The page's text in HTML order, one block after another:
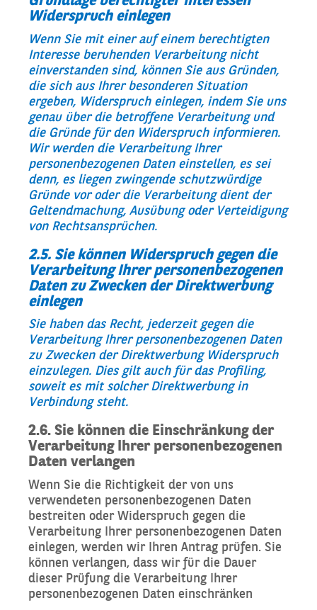
Widerspruch einlegen
Wenn Sie mit einer auf einem berechtigten
Interesse beruhenden Verarbeitung nicht
einverstanden sind, können Sie aus Gründen,
die sich aus Ihrer besonderen Situation
ergeben, Widerspruch einlegen, indem Sie uns
genau über die betroffene Verarbeitung und
die Gründe für den Widerspruch informieren.
Wir werden die Verarbeitung Ihrer
personenbezogenen Daten einstellen, es sei
denn, es liegen zwingende schutzwürdige
Gründe vor oder die Verarbeitung dient der
Geltendmachung, Ausübung oder Verteidigung
von Rechtsansprüchen.
2.5. Sie können Widerspruch gegen die
Verarbeitung Ihrer personenbezogenen
Daten zu Zwecken der Direktwerbung
einlegen
Sie haben das Recht, jederzeit gegen die
Verarbeitung Ihrer personenbezogenen Daten
zu Zwecken der Direktwerbung Widerspruch
einzulegen. Dies gilt auch für das Profiling,
soweit es mit solcher Direktwerbung in
Verbindung steht.
2.6. Sie können die Einschränkung der
Verarbeitung Ihrer personenbezogenen
Daten verlangen
Wenn Sie die Richtigkeit der von uns
verwendeten personenbezogenen Daten
bestreiten oder Widerspruch gegen die
Verarbeitung Ihrer personenbezogenen Daten
einlegen, werden wir Ihren Antrag prüfen. Sie
können verlangen, dass wir für die Dauer
dieser Prüfung die Verarbeitung Ihrer
personenbezogenen Daten einschränken